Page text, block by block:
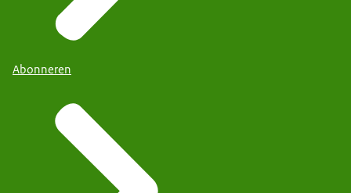
Abonneren